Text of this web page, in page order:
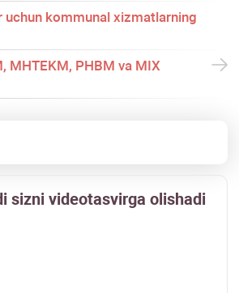
uchun kommunal хizmatlarning
MHTEKM, PHBM va MIX
sizni videotasvirga olishadi